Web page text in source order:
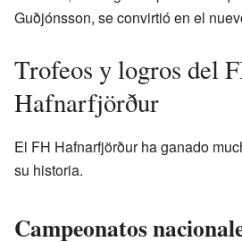
Guðjónsson, se convirtió en el
Trofeos y logros del
Hafnarfjörður
El FH Hafnarfjörður ha ganado
su historia.
Campeonatos